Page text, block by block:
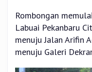
Rombongan
Labuai Pekanbaru
menuju Jalan Arifin
menuju Galeri